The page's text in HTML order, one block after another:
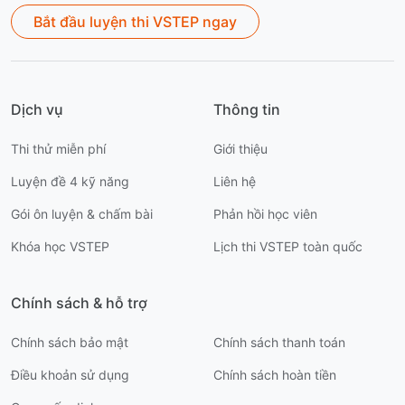
Bắt đầu luyện thi VSTEP ngay
Dịch vụ
Thi thử miễn phí
Luyện đề 4 kỹ năng
Gói ôn luyện & chấm bài
Khóa học VSTEP
Thông tin
Giới thiệu
Liên hệ
Phản hồi học viên
Lịch thi VSTEP toàn quốc
Chính sách & hỗ trợ
Chính sách bảo mật
Điều khoản sử dụng
Chính sách thanh toán
Chính sách hoàn tiền